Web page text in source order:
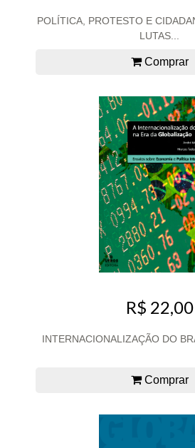
POLÍTICA, PROTESTO E
LUTAS...
Comprar
R$ 22,00
INTERNACIONALIZAÇÃO DO
Comprar